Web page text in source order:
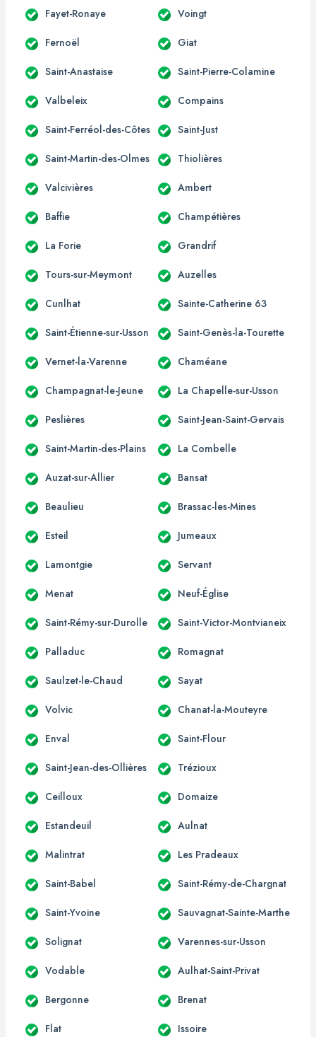
Fayet-Ronaye Voingt
Fernoël Giat
Saint-Anastaise Saint-Pierre-Colamine
Valbeleix Compains
Saint-Ferréol-des-Côtes Saint-Just
Saint-Martin-des-Olmes Thiolières
Valcivières Ambert
Baffie Champétières
La Forie Grandrif
Tours-sur-Meymont Auzelles
Cunlhat Sainte-Catherine 63
Saint-Étienne-sur-Usson Saint-Genès-la-Tourette
Vernet-la-Varenne Chaméane
Champagnat-le-Jeune La Chapelle-sur-Usson
Peslières Saint-Jean-Saint-Gervais
Saint-Martin-des-Plains La Combelle
Auzat-sur-Allier Bansat
Beaulieu Brassac-les-Mines
Esteil Jumeaux
Lamontgie Servant
Menat Neuf-Église
Saint-Rémy-sur-Durolle Saint-Victor-Montvianeix
Palladuc Romagnat
Saulzet-le-Chaud Sayat
Volvic Chanat-la-Mouteyre
Enval Saint-Flour
Saint-Jean-des-Ollières Trézioux
Ceilloux Domaize
Estandeuil Aulnat
Malintrat Les Pradeaux
Saint-Babel Saint-Rémy-de-Chargnat
Saint-Yvoine Sauvagnat-Sainte-Marthe
Solignat Varennes-sur-Usson
Vodable Aulhat-Saint-Privat
Bergonne Brenat
Flat Issoire